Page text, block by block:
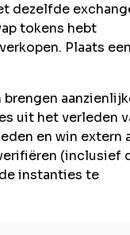
dezelfde
tokens hebt
Plaats
uit het verleden
en win extern
(inclusief
instanties te